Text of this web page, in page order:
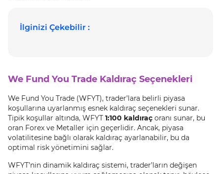
İlginizi Çekebilir :
We Fund You Trade Kaldıraç Seçenekleri
We Fund You Trade (WFYT), trader’lara belirli piyasa
koşullarına uyarlanmış esnek kaldıraç seçenekleri sunar.
Tipik koşullar altında, WFYT 1:100 kaldıraç oranı sunar, bu
oran Forex ve Metaller için geçerlidir. Ancak, piyasa
volatilitesine bağlı olarak kaldıraç ayarlanabilir, bu da
optimal risk yönetimini sağlar.
WFYT’nin dinamik kaldıraç sistemi, trader’ların değişen